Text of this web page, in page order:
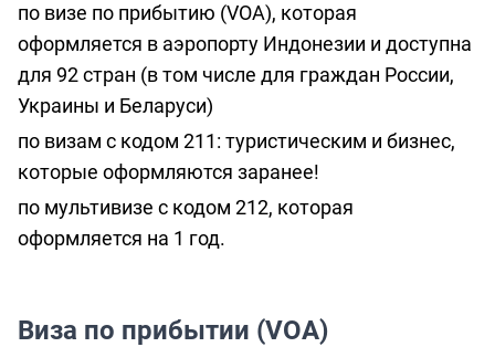
программа
Сотрудничество
с
турагентствами
Соглашение
о
предоставлении
услуг
по визе по прибытию (VOA), которая
оформляется в аэропорту Индонезии и доступна
для 92 стран (в том числе для граждан России,
Украины и Беларуси)
по визам с кодом 211: туристическим и бизнес,
которые оформляются заранее!
по мультивизе с кодом 212, которая
оформляется на 1 год.
Виза по прибытии (VOA)